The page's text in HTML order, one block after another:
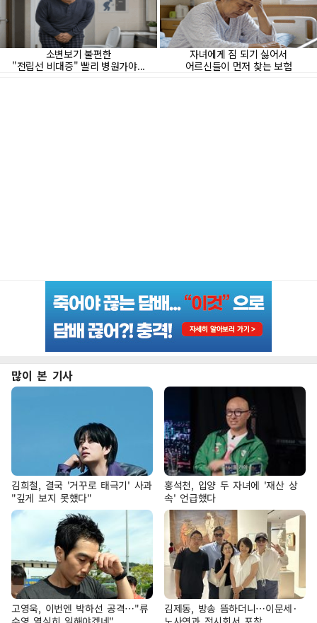
많이 본 기사
김희철, 결국 '거꾸로 태극기' 사과
"깊게 보지 못했다"
홍석천, 입양 두 자녀에 '재산 상
속' 언급했다
고영욱, 이번엔 박하선 공격…"류
김제동, 방송 뜸하더니…이문세·